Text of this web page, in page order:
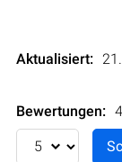
Aktualisiert:
Bewertungen: 4